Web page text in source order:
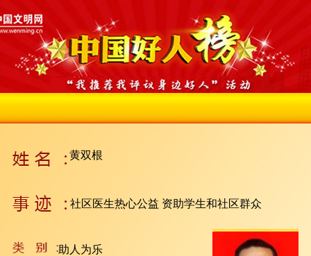
黄双根
社区医生热心公益 资助学生和社区群众
助人为乐